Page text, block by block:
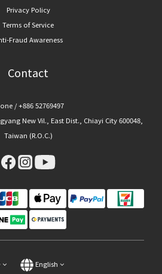
Privacy Policy
Terms of Service
Fraud Awareness
Contact
/ +886 52769497
New Vil., East Dist., Chiayi City 600048,
Taiwan (R.O.C.)
English